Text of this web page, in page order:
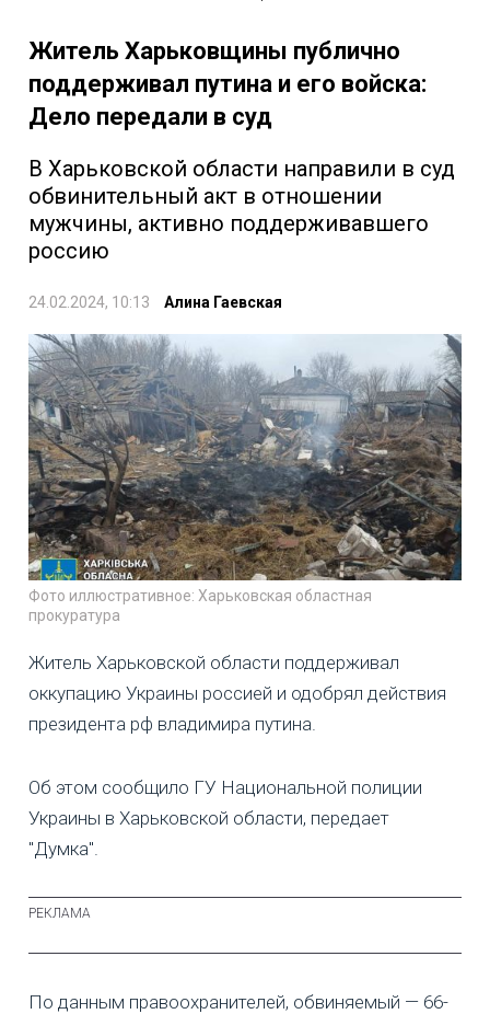
Житель Харьковщины публично
поддерживал путина и его войска:
Дело передали в суд
В Харьковской области направили в суд
обвинительный акт в отношении
мужчины, активно поддерживавшего
россию
24.02.2024, 10:13 Алина Гаевская
Фото иллюстративное: Харьковская областная
прокуратура
Житель Харьковской области поддерживал
оккупацию Украины россией и одобрял действия
президента рф владимира путина.
Об этом сообщило ГУ Национальной полиции
Украины в Харьковской области, передает
"Думка".
По данным правоохранителей, обвиняемый — 66-